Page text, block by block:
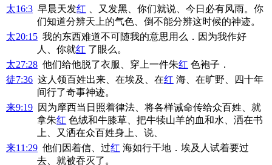
太16:3 早晨天发红 、又发黑、你们就说、今日必有风雨。你
们知道分辨天上的气色、倒不能分辨这时候的神迹。
太20:15 我的东西难道不可随我的意思用么．因为我作好
人、你就红 了眼么。
太27:28 他们给他脱了衣服、穿上一件朱红 色袍子．
徒7:36 这人领百姓出来、在埃及、在红 海、在旷野、四十年
间行了奇事神迹。
来9:19 因为摩西当日照着律法、将各样诫命传给众百姓、就
拿朱红 色绒和牛膝草、把牛犊山羊的血和水、洒在书
上、又洒在众百姓身上、说、
来11:29 他们因着信、过红 海如行干地．埃及人试着要过
去、就被吞灭了。